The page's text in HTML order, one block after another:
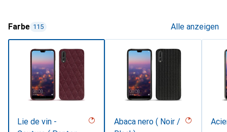
Farbe 115 Alle anzeigen
Lie de vin -
Abaca nero ( Noir /